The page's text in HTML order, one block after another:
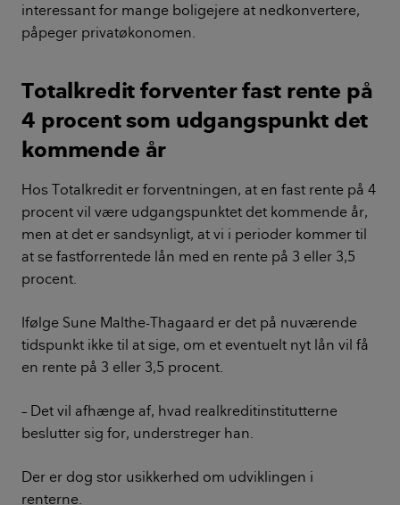
interessant for mange boligejere at nedkonvertere,
påpeger privatøkonomen.
Totalkredit forventer fast rente på
4 procent som udgangspunkt det
kommende år
Hos Totalkredit er forventningen, at en fast rente på 4
procent vil være udgangspunktet det kommende år,
men at det er sandsynligt, at vi i perioder kommer til
at se fastforrentede lån med en rente på 3 eller 3,5
procent.
Ifølge Sune Malthe-Thagaard er det på nuværende
tidspunkt ikke til at sige, om et eventuelt nyt lån vil få
en rente på 3 eller 3,5 procent.
– Det vil afhænge af, hvad realkreditinstitutterne
beslutter sig for, understreger han.
Der er dog stor usikkerhed om udviklingen i
renterne.